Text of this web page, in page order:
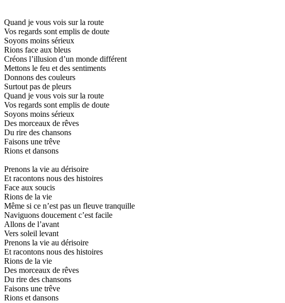
Quand je vous vois sur la route
Vos regards sont emplis de doute
Soyons moins sérieux
Rions face aux bleus
Créons l’illusion d’un monde différent
Mettons le feu et des sentiments
Donnons des couleurs
Surtout pas de pleurs
Quand je vous vois sur la route
Vos regards sont emplis de doute
Soyons moins sérieux
Des morceaux de rêves
Du rire des chansons
Faisons une trêve
Rions et dansons
Prenons la vie au dérisoire
Et racontons nous des histoires
Face aux soucis
Rions de la vie
Même si ce n’est pas un fleuve tranquille
Naviguons doucement c’est facile
Allons de l’avant
Vers soleil levant
Prenons la vie au dérisoire
Et racontons nous des histoires
Rions de la vie
Des morceaux de rêves
Du rire des chansons
Faisons une trêve
Rions et dansons